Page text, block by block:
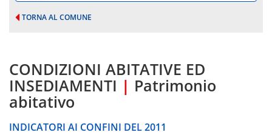
TORNA AL COMUNE
CONDIZIONI ABITATIVE ED
INSEDIAMENTI | Patrimonio
abitativo
INDICATORI AI CONFINI DEL 2011